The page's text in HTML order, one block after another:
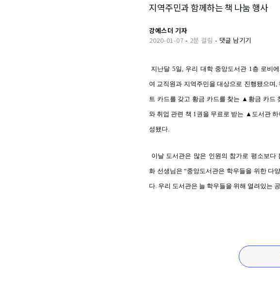
지역주민과 함께하는 책 나눔 행사
강에스더 기자
2020-01-07 - 2분 걸림 - 댓글 남기기
지난달 5일 우리 대학 중앙도서관 1 층 로비
여 교직원과 지역주민을 대상으로 진행됐으며
트 카드를 갖고 황금 카드를 찾는 ▲ 황금 카드
와 취업 관련 책 1 권을 무료로 받는 ▲ 도서관 하
성됐다
이날 도서관은 많은 인원의 참가로 평소보다
화 선생님은 “중앙도서관은 학우들을 위한 다
다 우리 도서관은 늘 학우들을 위해 열려있는